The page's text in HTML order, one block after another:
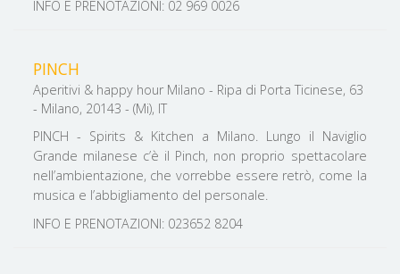
INFO E PRENOTAZIONI: 02 969 0026
PINCH
Aperitivi & happy hour Milano - Ripa di Porta Ticinese, 63
- Milano, 20143 - (Mi), IT
PINCH - Spirits & Kitchen a Milano. Lungo il Naviglio
Grande milanese c’è il Pinch, non proprio spettacolare
nell’ambientazione, che vorrebbe essere retrò, come la
musica e l’abbigliamento del personale.
INFO E PRENOTAZIONI: 023652 8204